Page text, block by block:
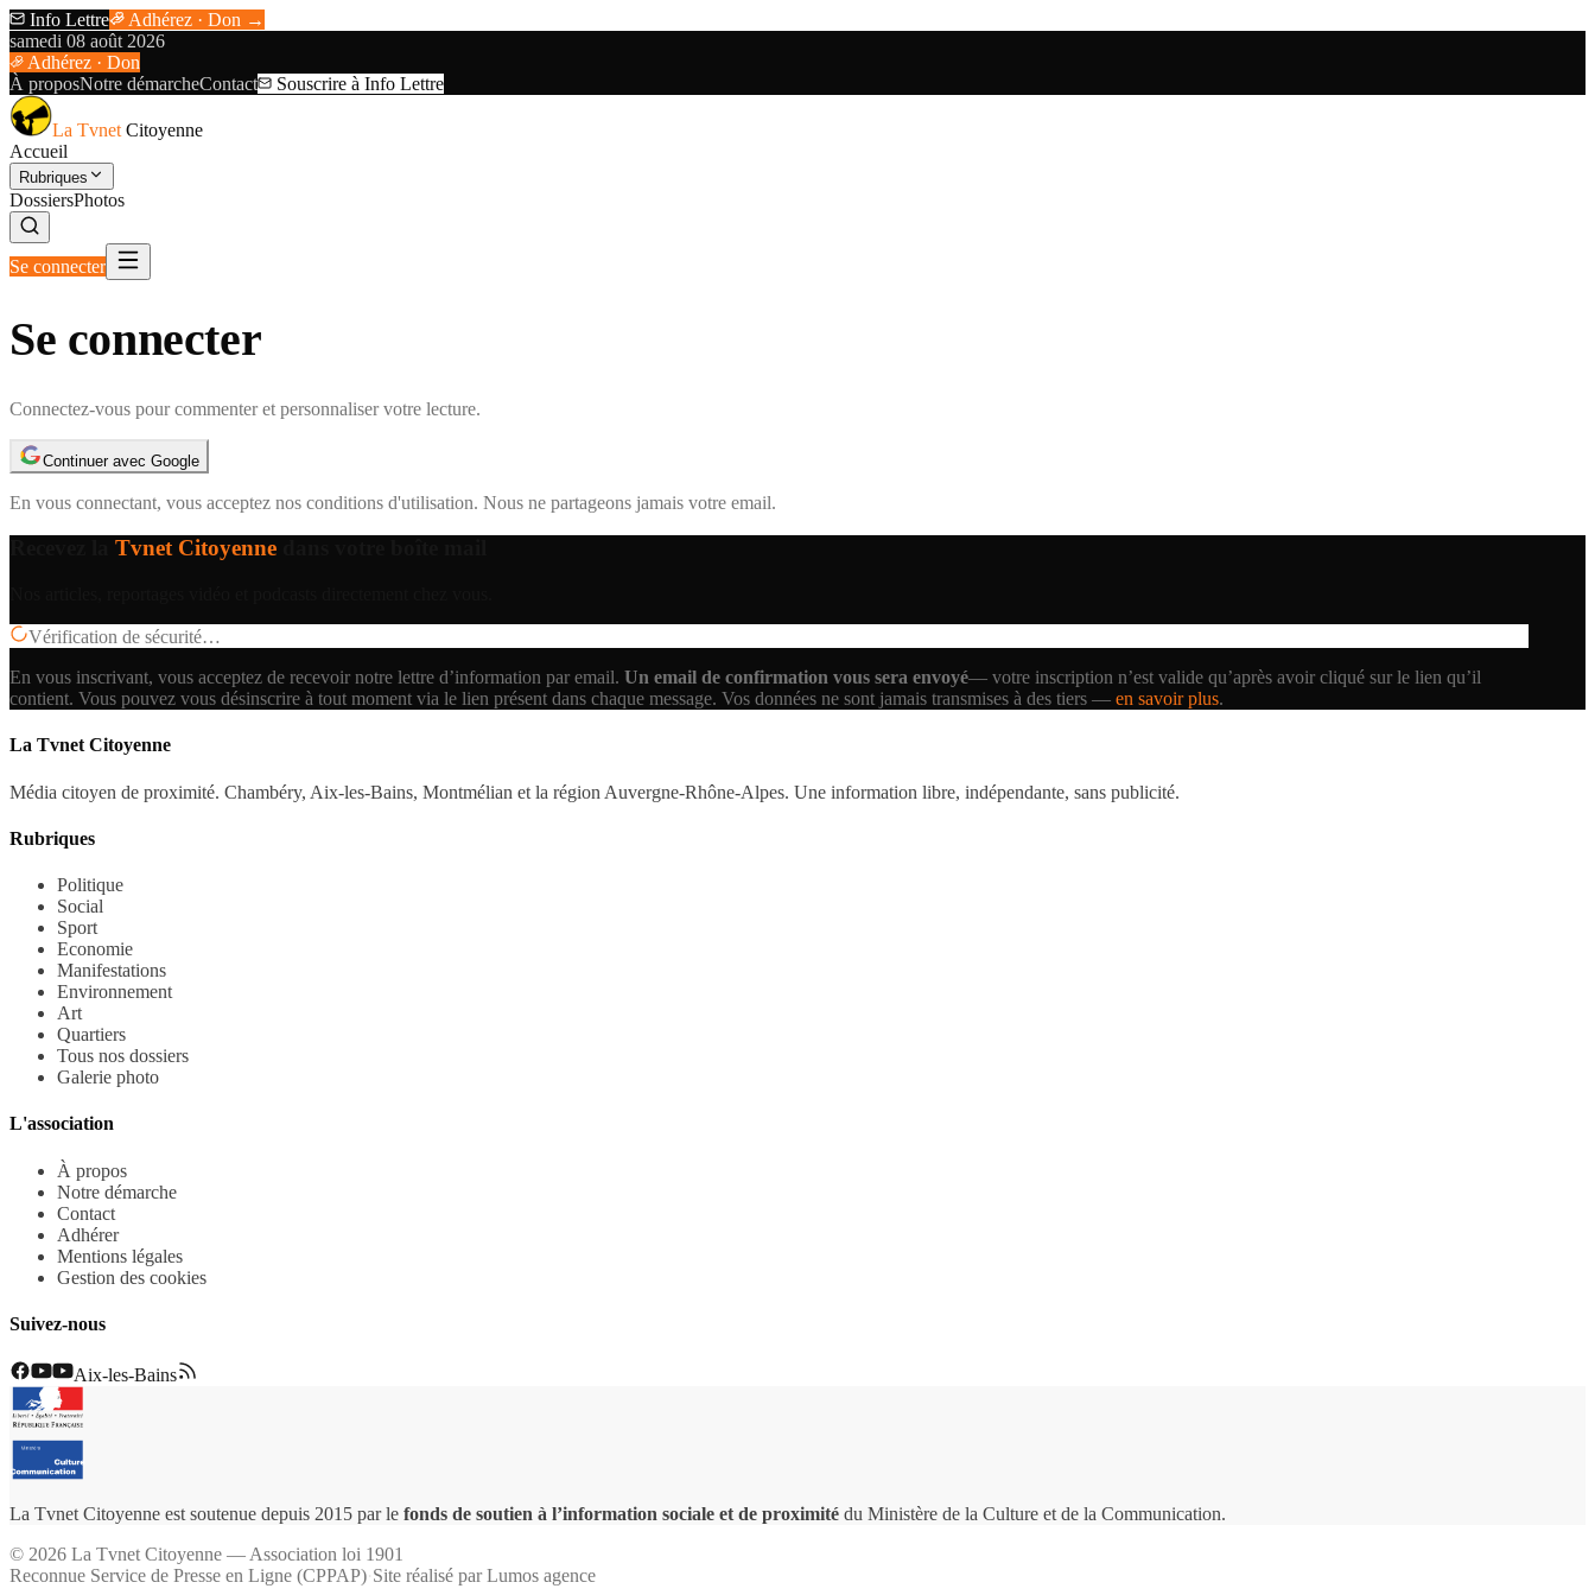
Info Lettre
Adhérez · Don →
samedi 08 août 2026
Adhérez · Don
À proposNotre démarcheContact Souscrire à Info Lettre
La Tvnet Citoyenne
Accueil
Rubriques
DossiersPhotos
Se connecter
Se connecter
Connectez-vous pour commenter et personnaliser votre lecture.
Continuer avec Google
En vous connectant, vous acceptez nos conditions d'utilisation. Nous ne partageons jamais votre email.
Tvnet Citoyenne
Vérification de sécurité…
En vous inscrivant, vous acceptez de recevoir notre lettre d’information par email. Un email de confirmation vous sera envoyé— votre inscription n’est valide qu’après avoir cliqué sur le lien qu’il
contient. Vous pouvez vous désinscrire à tout moment via le lien présent dans chaque message. Vos données ne sont jamais transmises à des tiers — en savoir plus.
La Tvnet Citoyenne
Média citoyen de proximité. Chambéry, Aix-les-Bains, Montmélian et la région Auvergne-Rhône-Alpes. Une information libre, indépendante, sans publicité.
Rubriques
Politique
Social
Sport
Economie
Manifestations
Environnement
Art
Quartiers
Tous nos dossiers
Galerie photo
L'association
À propos
Notre démarche
Contact
Adhérer
Mentions légales
Gestion des cookies
Suivez-nous
Aix-les-Bains
La Tvnet Citoyenne est soutenue depuis 2015 par le fonds de soutien à l’information sociale et de proximité du Ministère de la Culture et de la Communication.
© 2026 La Tvnet Citoyenne — Association loi 1901
Reconnue Service de Presse en Ligne (CPPAP)·Site réalisé par Lumos agence